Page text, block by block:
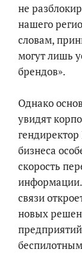
не
нашего
словам,
могут лишь
брендов».
Однако
увидят
бизнеса
скорость
связи
новых